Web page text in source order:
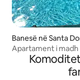
Banesë në Santa
Apartament i